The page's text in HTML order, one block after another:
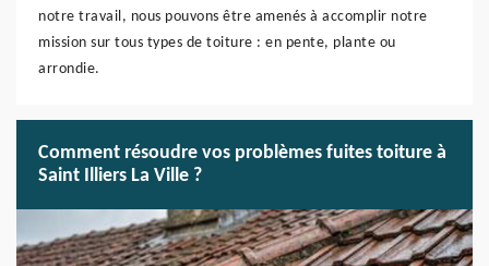
notre travail, nous pouvons être amenés à accomplir notre
mission sur tous types de toiture : en pente, plante ou
arrondie.
Comment résoudre vos problèmes fuites toiture à
Saint Illiers La Ville ?